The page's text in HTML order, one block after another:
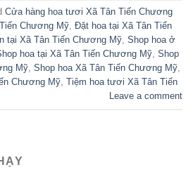
Cửa hàng hoa tươi Xã Tân Tiến Chương
Chương Mỹ Đặt hoa tại Xã Tân Tiến
tại Xã Tân Tiến Chương Mỹ Shop hoa ở
hoa tại Xã Tân Tiến Chương Mỹ Shop
Mỹ Shop hoa Xã Tân Tiến Chương Mỹ
Chương Mỹ Tiệm hoa tươi Xã Tân Tiến
Leave a comment